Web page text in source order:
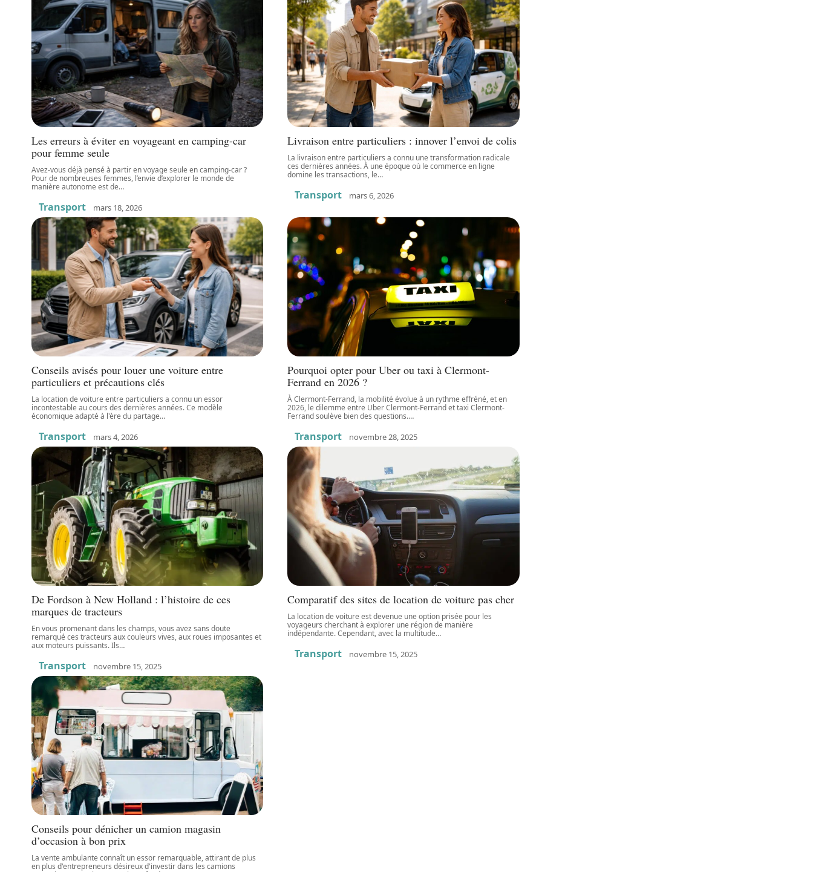
Les erreurs à éviter en voyageant en camping-car
pour femme seule
Avez-vous déjà pensé à partir en voyage seule en camping-car ?
Pour de nombreuses femmes, l’envie d’explorer le monde de
manière autonome est de…
Transport mars 18, 2026
Livraison entre particuliers : innover l’envoi de colis
La livraison entre particuliers a connu une transformation radicale
ces dernières années. À une époque où le commerce en ligne
domine les transactions, le…
Transport mars 6, 2026
Conseils avisés pour louer une voiture entre
particuliers et précautions clés
La location de voiture entre particuliers a connu un essor
incontestable au cours des dernières années. Ce modèle
économique adapté à l'ère du partage…
Transport mars 4, 2026
Pourquoi opter pour Uber ou taxi à Clermont-
Ferrand en 2026 ?
À Clermont-Ferrand, la mobilité évolue à un rythme effréné, et en
2026, le dilemme entre Uber Clermont-Ferrand et taxi Clermont-
Ferrand soulève bien des questions.…
Transport novembre 28, 2025
De Fordson à New Holland : l’histoire de ces
marques de tracteurs
En vous promenant dans les champs, vous avez sans doute
remarqué ces tracteurs aux couleurs vives, aux roues imposantes et
aux moteurs puissants. Ils…
Transport novembre 15, 2025
Comparatif des sites de location de voiture pas cher
La location de voiture est devenue une option prisée pour les
voyageurs cherchant à explorer une région de manière
indépendante. Cependant, avec la multitude…
Transport novembre 15, 2025
Conseils pour dénicher un camion magasin
d’occasion à bon prix
La vente ambulante connaît un essor remarquable, attirant de plus
en plus d'entrepreneurs désireux d'investir dans les camions